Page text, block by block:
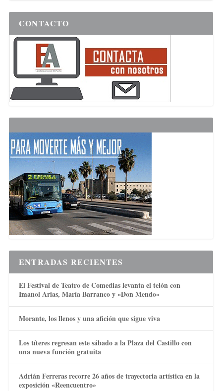
CONTACTO
ENTRADAS RECIENTES
El Festival de Teatro de Comedias levanta el telón con
Imanol Arias, María Barranco y «Don Mendo»
Morante, los llenos y una afición que sigue viva
Los títeres regresan este sábado a la Plaza del Castillo con
una nueva función gratuita
Adrián Ferreras recorre 26 años de trayectoria artística en la
exposición «Reencuentro»